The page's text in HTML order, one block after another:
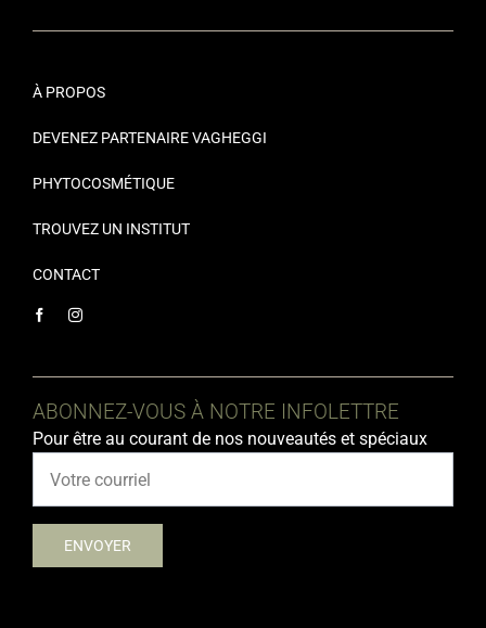
À PROPOS
DEVENEZ PARTENAIRE VAGHEGGI
PHYTOCOSMÉTIQUE
TROUVEZ UN INSTITUT
CONTACT
ABONNEZ-VOUS À NOTRE INFOLETTRE
Pour être au courant de nos nouveautés et spéciaux